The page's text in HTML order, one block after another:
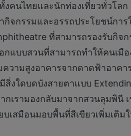
คนไทยและนักท่องเที่ยวทั่วโลก
จกรรมและอรรถประโยชน์กา
ที่สามารถรองรับกิจ
กแบบสวนที่สามารถทำให้คนเ
วามสูงอาคารจากดาดฟ้าอาคา
งใดบดบังสายตาแบบ
กเรามองกลับมาจากสวนลุมพินี
บเสมือนมอบพื้นที่สีเขียวเพิ่มเติ